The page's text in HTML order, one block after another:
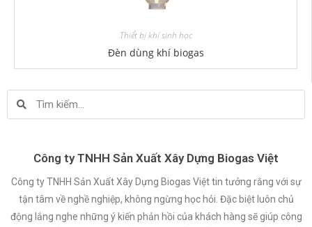
Thiết bị khí sinh học
Đèn dùng khí biogas
Công ty TNHH Sản Xuất Xây Dựng Biogas Việt
Công ty TNHH Sản Xuất Xây Dựng Biogas Việt tin tưởng rằng với sự
tận tâm về nghề nghiệp, không ngừng học hỏi. Đặc biệt luôn chủ
động lắng nghe những ý kiến phản hồi của khách hàng sẽ giúp công